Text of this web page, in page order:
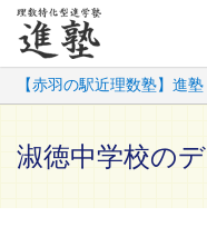
【赤羽の駅近理数塾】進
淑徳中学校の